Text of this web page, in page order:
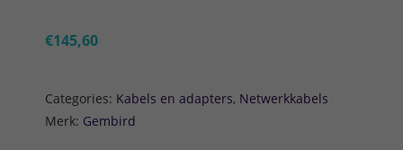
€145,60
Categories: Kabels en adapters, Netwerkkabels
Merk: Gembird